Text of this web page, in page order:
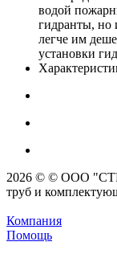
водой
гидранты, но
легче им
установки
2026 © © ООО
труб и
Компания
Помощь